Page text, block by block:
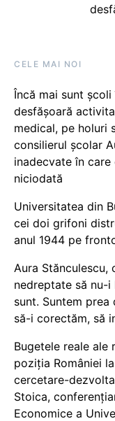
CELE MAI NOI
Încă mai sunt
desfășoară
medical, pe holuri
consilierul școlar
inadecvate în
niciodată
Universitatea din
cei doi grifoni
anul 1944 pe
Aura Stănculescu,
nedreptate să nu-i
sunt. Suntem
să-i corectăm, să
Bugetele reale
poziția României
cercetare-
Stoica,
Economice a